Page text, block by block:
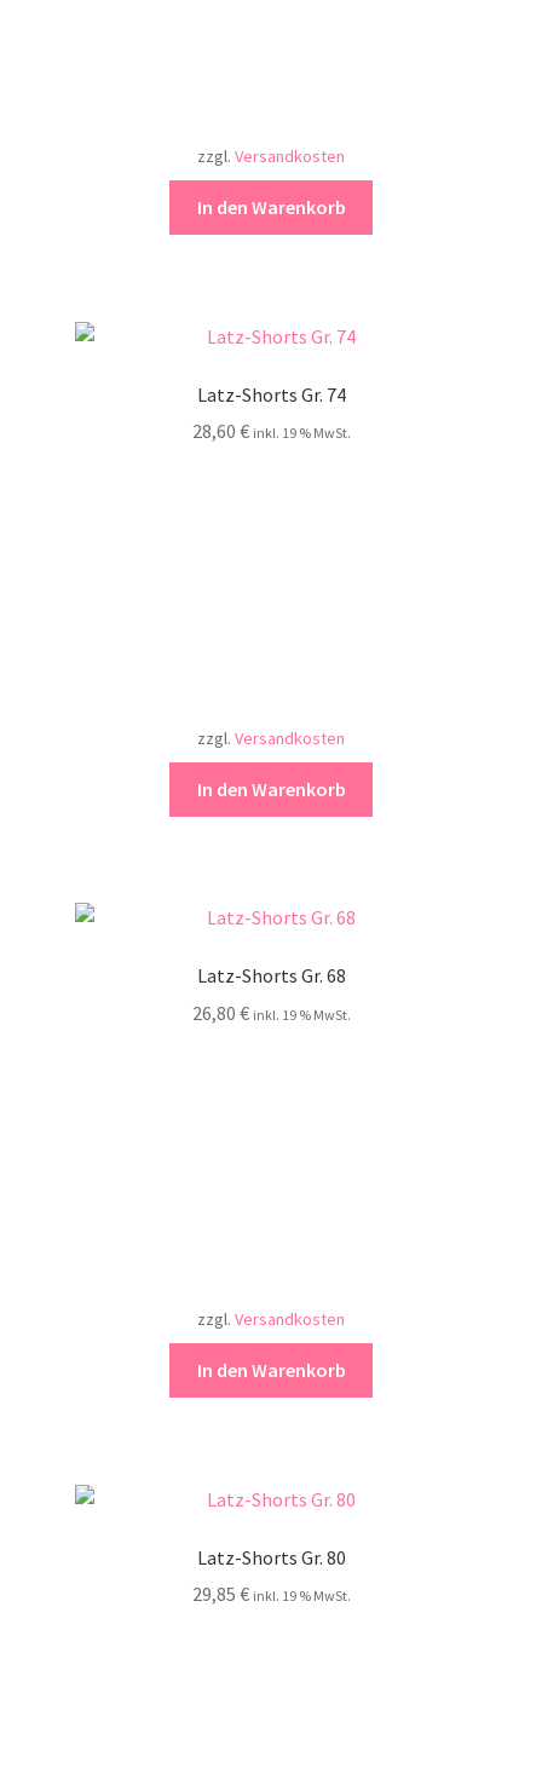
zzgl. Versandkosten
In den Warenkorb
Latz-Shorts Gr. 74
28,60 € inkl. 19 % MwSt.
zzgl. Versandkosten
In den Warenkorb
Latz-Shorts Gr. 68
26,80 € inkl. 19 % MwSt.
zzgl. Versandkosten
In den Warenkorb
Latz-Shorts Gr. 80
29,85 € inkl. 19 % MwSt.